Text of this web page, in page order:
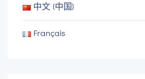
中文 (中国)
Français